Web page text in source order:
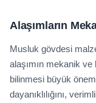
Alaşımların
Musluk gövdesi
alaşımın mekanik
bilinmesi büyük
dayanıklılığını,